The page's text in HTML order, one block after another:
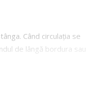
Când circulația se
de lângă bordura sau